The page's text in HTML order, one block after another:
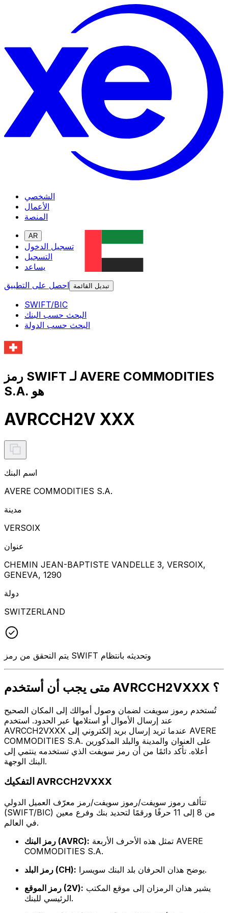
الشخصي
الأعمال
المنصة
AR
تسجيل الدخول
التسجيل
يساعد
احصل على التطبيق
تبديل القائمة
SWIFT/BIC
البحث حسب البنك
البحث حسب الدولة
رمز SWIFT لـ AVERE COMMODITIES
S.A. هو
AVRCCH2V XXX
اسم البنك
AVERE COMMODITIES S.A.
مدينة
VERSOIX
عنوان
CHEMIN JEAN-BAPTISTE VANDELLE 3, VERSOIX,
GENEVA, 1290
دولة
SWITZERLAND
يتم التحقق من رمز SWIFT وتحديثه بانتظام
متى يجب أن أستخدم AVRCCH2VXXX ؟
تُستخدم رموز سويفت لضمان وصول أموالك إلى المكان الصحيح
عند إرسال الأموال أو استلامها عبر الحدود. استخدم
AVRCCH2VXXX عندما تريد إرسال بريد إلكتروني إلى AVERE
COMMODITIES S.A. على العنوان والمدينة والبلد المذكورين
أعلاه. تأكد دائمًا من أن رمز سويفت الذي تستخدمه ينتمي إلى
البنك الوجهة.
التفكيك AVRCCH2VXXX
تتألف رموز سويفت/رموز سويفت/رمز معرّف العميل الدولي
(SWIFT/BIC) من 8 إلى 11 حرفًا ورقمًا لتحديد بنك وفرع معين
في العالم.
رمز البنك (AVRC):
COMMODITIES S.A.
رمز البلد (CH):
يوضح هذان الحرفان بلد البنك سويسرا.
رمز الموقع (2V):
الرئيسي للبنك.